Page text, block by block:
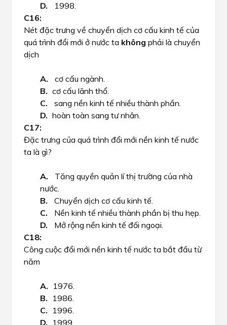
1998.
Nét đặc trưng về chuyển dịch cơ cấu kinh tế của
quá trình đổi mới ở nước ta không phải là chuyển
dịch
cơ cấu ngành.
cơ cấu lãnh thổ.
sang nền kinh tế nhiều thành phần.
hoàn toàn sang tư nhân.
Đặc trưng của quá trình đổi mới nền kinh tế nước
ta là gì?
Tăng quyền quản lí thị trường của nhà
nước.
Chuyển dịch cơ cấu kinh tế.
Nền kinh tế nhiều thành phần bị thu hẹp.
Mở rộng nền kinh tế đối ngoại.
Công cuộc đổi mới nền kinh tế nước ta bắt đầu từ
năm
1976.
1986.
1996.
1999.